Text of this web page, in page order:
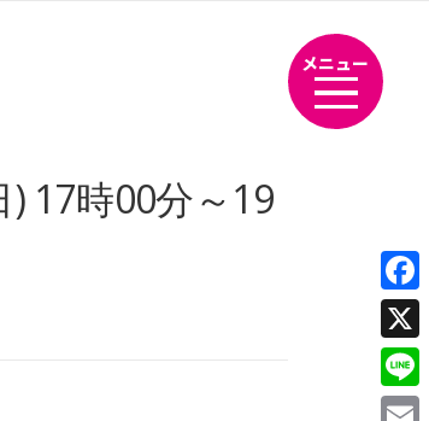
メニュー
17時00分～19
X
Line